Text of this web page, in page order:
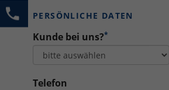
PERSÖNLICHE DATEN
Kunde bei uns?*
Telefon